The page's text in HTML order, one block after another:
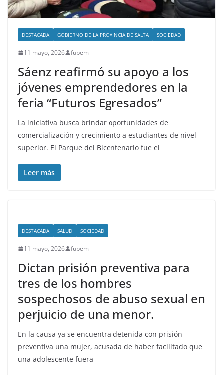
DESTACADA GOBIERNO DE LA PROVINCIA DE SALTA SOCIEDAD
11 mayo, 2026 fupem
Sáenz reafirmó su apoyo a los
jóvenes emprendedores en la
feria “Futuros Egresados”
La iniciativa busca brindar oportunidades de
comercialización y crecimiento a estudiantes de nivel
superior. El Parque del Bicentenario fue el
Leer más
DESTACADA SALUD SOCIEDAD
11 mayo, 2026 fupem
Dictan prisión preventiva para
tres de los hombres
sospechosos de abuso sexual en
perjuicio de una menor.
En la causa ya se encuentra detenida con prisión
preventiva una mujer, acusada de haber facilitado que
una adolescente fuera